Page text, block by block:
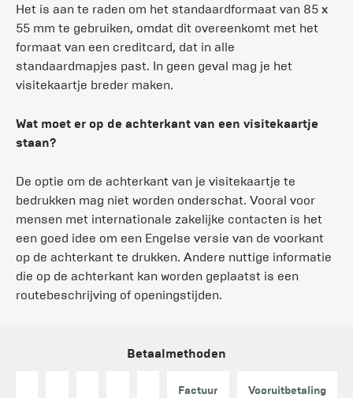
Het is aan te raden om het standaardformaat van 85 x
55 mm te gebruiken, omdat dit overeenkomt met het
formaat van een creditcard, dat in alle
standaardmapjes past. In geen geval mag je het
visitekaartje breder maken.
Wat moet er op de achterkant van een visitekaartje
staan?
De optie om de achterkant van je visitekaartje te
bedrukken mag niet worden onderschat. Vooral voor
mensen met internationale zakelijke contacten is het
een goed idee om een Engelse versie van de voorkant
op de achterkant te drukken. Andere nuttige informatie
die op de achterkant kan worden geplaatst is een
routebeschrijving of openingstijden.
Betaalmethoden
Factuur Vooruitbetaling